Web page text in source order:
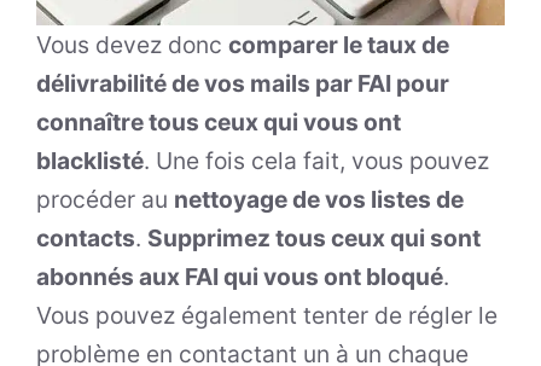
Vous devez donc comparer le taux de
délivrabilité de vos mails par FAI pour
connaître tous ceux qui vous ont
blacklisté. Une fois cela fait, vous pouvez
procéder au nettoyage de vos listes de
contacts. Supprimez tous ceux qui sont
abonnés aux FAI qui vous ont bloqué.
Vous pouvez également tenter de régler le
problème en contactant un à un chaque